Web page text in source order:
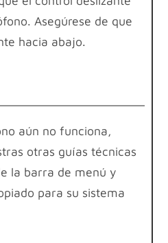
Asegúrese de que
hacia abajo.
aún no funciona,
otras guías técnicas
la barra de menú y
para su sistema